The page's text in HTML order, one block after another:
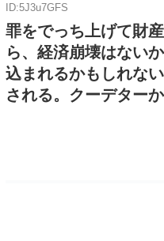
ID:5J3u7GFS
罪をでっち上げて財
ら、経済崩壊はない
込まれるかもしれな
される。クーデター